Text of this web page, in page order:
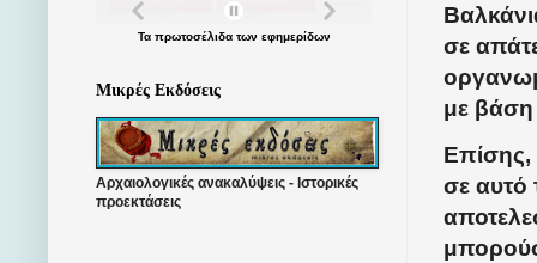
σε
με
Επίσης,
σε αυτό
Τα πρωτοσέλιδατων εφημερίδων
Μικρές Εκδόσεις
Αρχαιολογικές ανακαλύψεις - Ιστορικές
προεκτάσεις